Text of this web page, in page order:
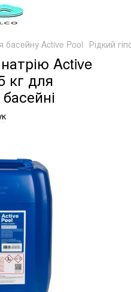
басейну Active Pool Рідкий
Active
кг для